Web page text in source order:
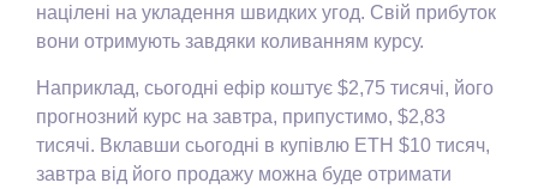
націлені на укладення швидких угод. Свій прибуток
вони отримують завдяки коливанням курсу.
Наприклад, сьогодні ефір коштує $2,75 тисячі, його
прогнозний курс на завтра, припустимо, $2,83
тисячі. Вклавши сьогодні в купівлю ETH $10 тисяч,
завтра від його продажу можна буде отримати